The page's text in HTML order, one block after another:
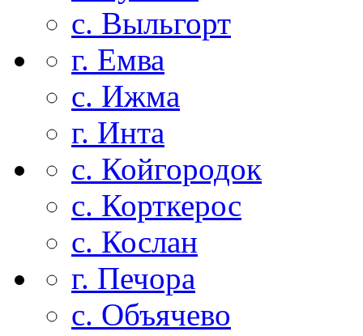
с. Выльгорт
г. Емва
с. Ижма
г. Инта
с. Койгородок
с. Корткерос
с. Кослан
г. Печора
с. Объячево